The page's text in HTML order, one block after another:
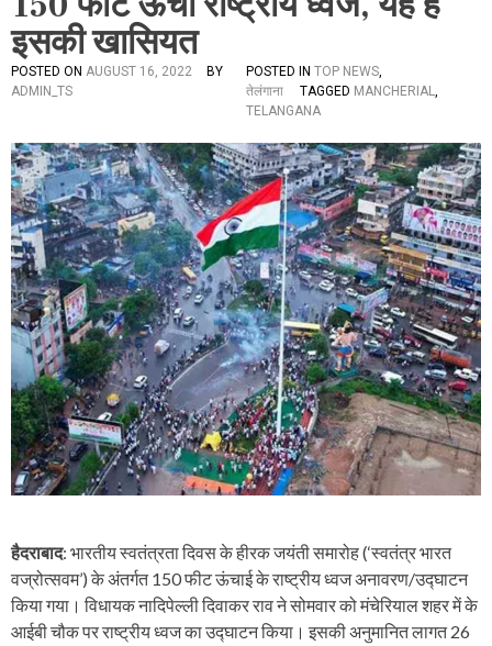
इसकी खासियत
POSTED ON AUGUST 16, 2022
BY
ADMIN_TS
POSTED IN TOP NEWS,
तेलंगाना
TAGGED MANCHERIAL,
TELANGANA
हैदराबाद: भारतीय स्वतंत्रता दिवस के हीरक जयंती समारोह (‘स्वतंत्र भारत
वज्रोत्सवम’) के अंतर्गत 150 फीट ऊंचाई के राष्ट्रीय ध्वज अनावरण/उद्घाटन
किया गया। विधायक नादिपेल्ली दिवाकर राव ने सोमवार को मंचेरियाल शहर में के
आईबी चौक पर राष्ट्रीय ध्वज का उद्घाटन किया। इसकी अनुमानित लागत 26